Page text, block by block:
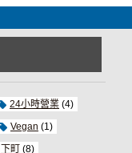
24小時營業 (4)
Vegan (1)
下町 (8)